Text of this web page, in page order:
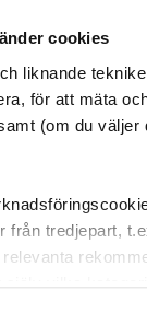
cookies
liknande
för att mäta
(om du väljer
från tredjepart,